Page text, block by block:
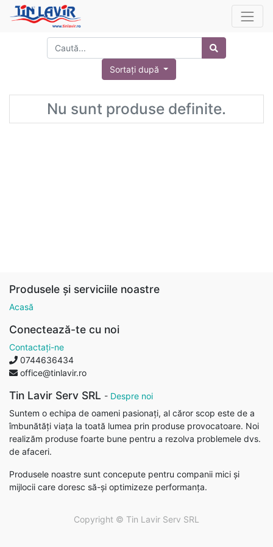
Sortați după
Nu sunt produse definite.
Produsele și serviciile noastre
Acasă
Conectează-te cu noi
Contactați-ne
0744636434
office@tinlavir.ro
Tin Lavir Serv SRL - Despre noi
Suntem o echipa de oameni pasionați, al căror scop este de a
îmbunătăți viața la toată lumea prin produse provocatoare. Noi
realizăm produse foarte bune pentru a rezolva problemele dvs.
de afaceri.
Produsele noastre sunt concepute pentru companii mici și
mijlocii care doresc să-și optimizeze performanța.
Copyright © Tin Lavir Serv SRL